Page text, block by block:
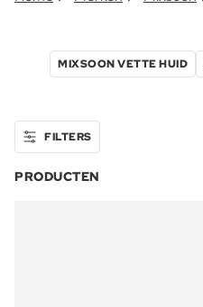
MIXSOON VETTE HUID
FILTERS
PRODUCTEN